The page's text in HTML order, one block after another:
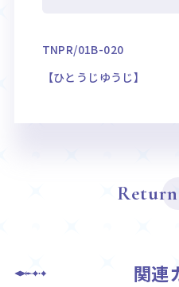
TNPR/01B-020
【ひとうじゆうじ】
関連